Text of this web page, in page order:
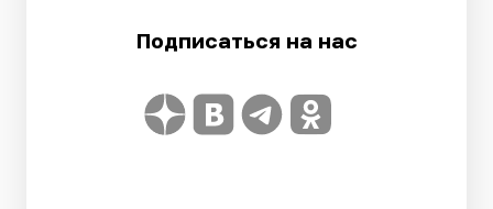
Подписаться на нас